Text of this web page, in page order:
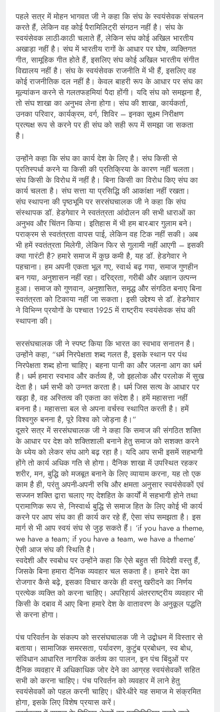
पहले सत्र में मोहन भागवत जी ने कहा कि संघ के स्वयंसेवक संचलन
करते हैं, लेकिन वह कोई पैरामिलिट्री संगठन नहीं है। संघ के
स्वयंसेवक लाठी-काठी चलाते हैं, लेकिन संघ कोई अखिल भारतीय
अखाड़ा नहीं है। संघ में भारतीय रागों के आधार पर घोष, व्यक्तिगत
गीत, सामूहिक गीत होते हैं, इसलिए संघ कोई अखिल भारतीय संगीत
विद्यालय नहीं है। संघ के स्वयंसेवक राजनीति में भी हैं, इसलिए वह
कोई राजनीतिक दल नहीं है। केवल बाहरी रूप के आधार पर संघ का
मूल्यांकन करने से गलतफहमियां पैदा होंगी। यदि संघ को समझना है,
तो संघ शाखा का अनुभव लेना होगा। संघ की शाखा, कार्यकर्ता,
उनका परिवार, कार्यक्रम, वर्ग, शिविर – इनका सूक्ष्म निरीक्षण
प्रत्यक्ष रूप से करने पर ही संघ को सही रूप में समझा जा सकता
है।
उन्होंने कहा कि संघ का कार्य देश के लिए है। संघ किसी से
प्रतिस्पर्धा करने या किसी की प्रतिक्रिया के कारण नहीं चलता।
संघ किसी के विरोध में नहीं है। बिना किसी का विरोध किए संघ का
कार्य चलता है। संघ सत्ता या प्रसिद्धि की आकांक्षा नहीं रखता।
संघ स्थापना की पृष्ठभूमि पर सरसंघचालक जी ने कहा कि संघ
संस्थापक डॉ. हेडगेवार ने स्वतंत्रता आंदोलन की सभी धाराओं का
अनुभव और चिंतन किया। इतिहास में भी हम बार-बार गुलाम बने।
पराक्रम से स्वतंत्रता वापस पाई, लेकिन वह टिक नहीं सकी। अब
भी हमें स्वतंत्रता मिलेगी, लेकिन फिर से गुलामी नहीं आएगी – इसकी
क्या गारंटी है? हमारे समाज में कुछ कमी है, यह डॉ. हेडगेवार ने
पहचाना। हम अपनी एकता भूल गए, स्वार्थ बढ़ गया, समाज गुणहीन
बन गया, अनुशासन नहीं रहा। दरिद्रता, गरीबी और अज्ञान उत्पन्न
हुआ। समाज को गुणवान, अनुशासित, समृद्ध और संगठित बनाए बिना
स्वतंत्रता को टिकाया नहीं जा सकता। इसी उद्देश्य से डॉ. हेडगेवार
ने विभिन्न प्रयोगों के पश्चात 1925 में राष्ट्रीय स्वयंसेवक संघ की
स्थापना की।
सरसंघचालक जी ने स्पष्ट किया कि भारत का स्वभाव सनातन है।
उन्होंने कहा, “धर्म निरपेक्षता शब्द गलत है, इसके स्थान पर पंथ
निरपेक्षता शब्द होना चाहिए। बहना पानी का और जलना आग का धर्म
है। धर्म हमारा स्वभाव और कर्तव्य है, जो इहलोक और परलोक में सुख
देता है। धर्म सभी को उन्नत करता है। धर्म जिस सत्य के आधार पर
खड़ा है, वह अस्तित्व की एकता का संदेश है। हमें महासत्ता नहीं
बनना है। महासत्ता बल से अपना वर्चस्व स्थापित करती है। हमें
विश्वगुरु बनना है, पूरे विश्व को जोड़ना है।”
दूसरे सत्र में सरसंघचालक जी ने कहा कि समाज की संगठित शक्ति
के आधार पर देश को शक्तिशाली बनाने हेतु समाज को सशक्त करने
के ध्येय को लेकर संघ आगे बढ़ रहा है। यदि आप सभी इसमें सहभागी
होंगे तो कार्य अधिक गति से होगा। दैनिक शाखा में उपस्थित रहकर
शरीर, मन, बुद्धि को मजबूत बनाने के लिए व्यायाम करना, यह तो एक
काम है ही, परंतु अपनी-अपनी रुचि और क्षमता अनुसार स्वयंसेवकों एवं
सज्जन शक्ति द्वारा चलाए गए देशहित के कार्यों में सहभागी होने तथा
प्रामाणिक रूप से, निस्वार्थ बुद्धि से समाज हित के लिए कोई भी कार्य
करने पर आप संघ का ही कार्य कर रहे हैं, ऐसा संघ समझता है। इस
मार्ग से भी आप स्वयं संघ से जुड़ सकते हैं। ‘if you have a theme,
we have a team; if you have a team, we have a theme’
ऐसी आज संघ की स्थिति है।
स्वदेशी और स्वबोध पर उन्होंने कहा कि ऐसे बहुत सी विदेशी वस्तु हैं,
जिसके बिना हमारा दैनिक व्यवहार चल सकता है। हमारे देश का
रोजगार कैसे बढ़े, इसका विचार करके ही वस्तु खरीदने का निर्णय
प्रत्येक व्यक्ति को करना चाहिए। अपरिहार्य अंतरराष्ट्रीय व्यवहार भी
किसी के दबाव में आए बिना हमारे देश के वातावरण के अनुकूल पद्धति
से करना होगा।
पंच परिवर्तन के संकल्प को सरसंघचालक जी ने उद्बोधन में विस्तार से
बताया। सामाजिक समरसता, पर्यावरण, कुटुंब प्रबोधन, स्व बोध,
संविधान आधारित नागरिक कर्तव्य का पालन, इन पंच बिंदुओं पर
दैनिक व्यवहार में अधिकाधिक जोर देने का आग्रह स्वयंसेवकों सहित
सभी को करना चाहिए। पंच परिवर्तन को व्यवहार में लाने हेतु
स्वयंसेवकों को पहल करनी चाहिए। धीरे-धीरे यह समाज मे संक्रमित
होगा, इसके लिए विशेष प्रयास करें।